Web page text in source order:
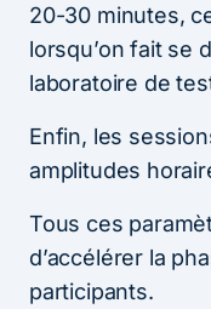
20-30 minutes,
lorsqu’on fait se
laboratoire de
Enfin, les
amplitudes
Tous ces
d’accélérer la
participants.